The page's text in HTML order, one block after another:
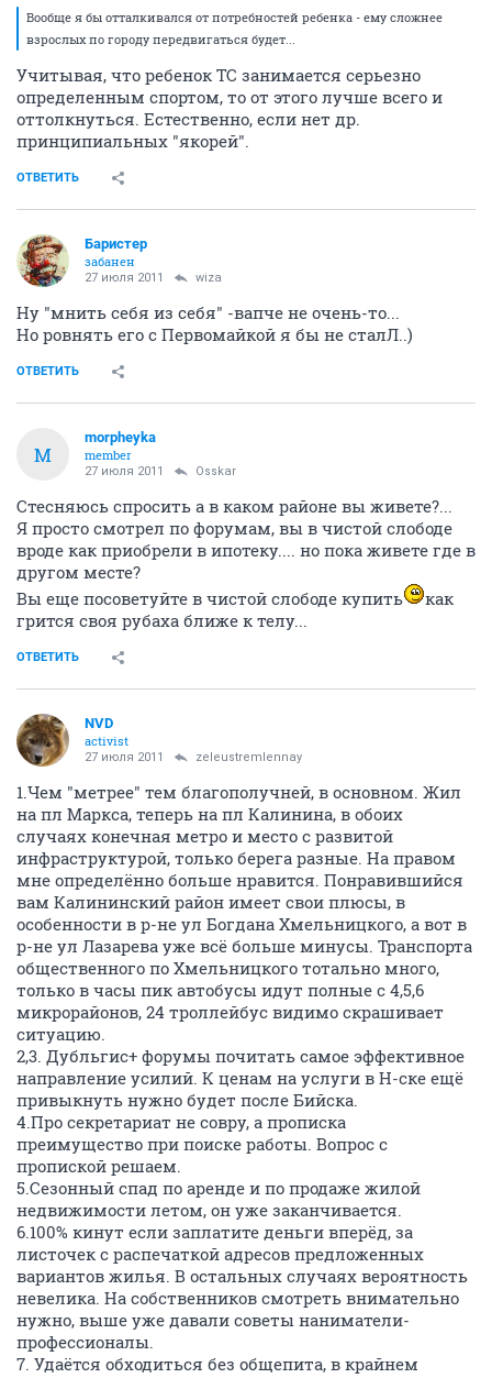
Вообще я бы отталкивался от потребностей ребенка - ему сложнее
взрослых по городу передвигаться будет...
Учитывая, что ребенок ТС занимается серьезно
определенным спортом, то от этого лучше всего и
оттолкнуться. Естественно, если нет др.
принципиальных "якорей".
ОТВЕТИТЬ
Баристер
забанен
27 июля 2011 wiza
Ну "мнить себя из себя" -вапче не очень-то...
Но ровнять его с Первомайкой я бы не сталЛ..)
ОТВЕТИТЬ
M
morpheyka
member
27 июля 2011 Osskar
Стесняюсь спросить а в каком районе вы живете?...
Я просто смотрел по форумам, вы в чистой слободе
вроде как приобрели в ипотеку.... но пока живете где в
другом месте?
Вы еще посоветуйте в чистой слободе купить
как
грится своя рубаха ближе к телу...
ОТВЕТИТЬ
NVD
activist
27 июля 2011 zeleustremlennay
1.Чем "метрее" тем благополучней, в основном. Жил
на пл Маркса, теперь на пл Калинина, в обоих
случаях конечная метро и место с развитой
инфраструктурой, только берега разные. На правом
мне определённо больше нравится. Понравившийся
вам Калининский район имеет свои плюсы, в
особенности в р-не ул Богдана Хмельницкого, а вот в
р-не ул Лазарева уже всё больше минусы. Транспорта
общественного по Хмельницкого тотально много,
только в часы пик автобусы идут полные с 4,5,6
микрорайонов, 24 троллейбус видимо скрашивает
ситуацию.
2,3. Дубльгис+ форумы почитать самое эффективное
направление усилий. К ценам на услуги в Н-ске ещё
привыкнуть нужно будет после Бийска.
4.Про секретариат не совру, а прописка
преимущество при поиске работы. Вопрос с
пропиской решаем.
5.Сезонный спад по аренде и по продаже жилой
недвижимости летом, он уже заканчивается.
6.100% кинут если заплатите деньги вперёд, за
листочек с распечаткой адресов предложенных
вариантов жилья. В остальных случаях вероятность
невелика. На собственников смотреть внимательно
нужно, выше уже давали советы наниматели-
профессионалы.
7. Удаётся обходиться без общепита, в крайнем